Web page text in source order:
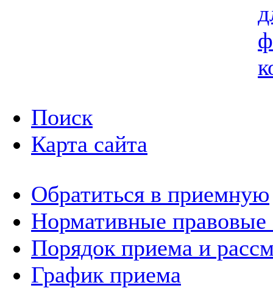
Поиск
Карта сайта
Обратиться в приемную
Нормативные правовые
Порядок приема и
График приема